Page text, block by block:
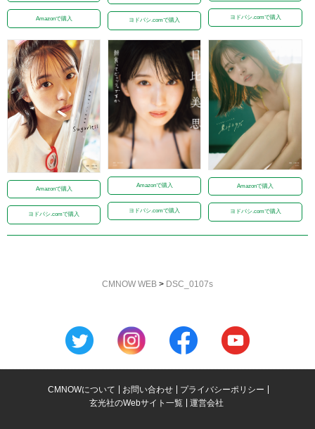
Amazonで購入 ヨドバシ.comで購入
ヨドバシ.comで購入
Amazonで購入
ヨドバシ.comで購入
Amazonで購入
ヨドバシ.comで購入
Amazonで購入
ヨドバシ.comで購入
CMNOW WEB > DSC_0107s
CMNOWについて お問い合わせ
プライバシーポリシー
玄光社のWebサイト一覧
運営会社